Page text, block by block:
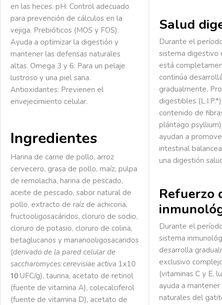
en las heces. pH: Control adecuado
para prevención de cálculos en la
vejiga. Prebióticos (MOS y FOS):
Ayuda a optimizar la digestión y
mantener las defensas naturales
altas. Omega 3 y 6: Para un pelaje
lustroso y una piel sana.
Antioxidantes: Previenen el
envejecimiento celular.
Ingredientes
Harina de carne de pollo, arroz
cervecero, grasa de pollo, maíz, pulpa
de remolacha, harina de pescado,
aceite de pescado, sabor natural de
pollo, extracto de raíz de achicoria,
fructooligosacáridos, cloruro de sodio,
cloruro de potasio, cloruro de colina,
betaglucanos y mananooligosacaridos
(derivado de la pared celular de
saccharomyces cerevisiae activa 1x10
10UFC/g), taurina, acetato de retinol
(fuente de vitamina A), colecalciferol
(fuente de vitamina D), acetato de
Salud
Durante el
sistema digestivo
está
continúa
gradualmente.
digestibles
contenido de
plántago
ayudan a
intestinal
una digestión
Refuerzo
Durante el
sistema
desarrolla
exclusivo
(vitaminas C y E,
ayuda a
naturales del